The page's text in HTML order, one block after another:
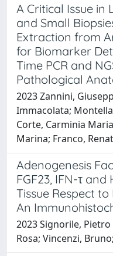
A Critical Issue in
and Small
Extraction from
for Biomarker
Time PCR and
Pathological
2023 Zannini,
Immacolata;
Corte, Carminia
Marina; Franco,
Adenogenesis
FGF23, IFN-τ
Tissue Respect
An
2023 Signorile,
Rosa; Vincenzi,